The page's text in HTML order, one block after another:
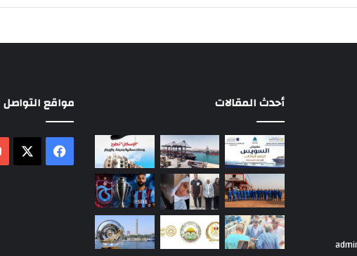
أحدث المقالات مواقع التواصل
فيسبوك
‫X